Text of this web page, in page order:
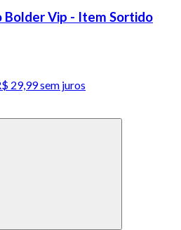
Bolder Vip - Item Sortido
29,99 sem juros